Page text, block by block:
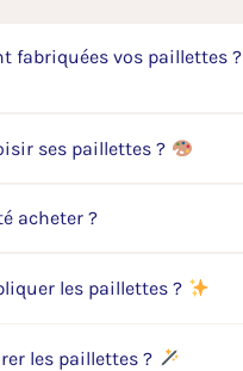
fabriquées vos paillettes ?
ses paillettes ?
acheter ?
les paillettes ?
les paillettes ?